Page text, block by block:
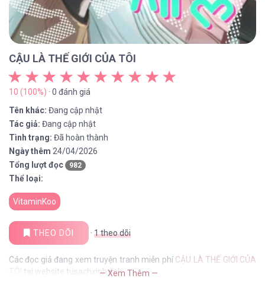
CẬU LÀ THẾ GIỚI CỦA TÔI
10 (100%) · 0 đánh giá
Tên khác: Đang cập nhật
Tác giả: Đang cập nhật
Tình trạng: Đã hoàn thành
Ngày thêm 24/04/2026
Tổng lượt đọc
982
Thể loại:
VitaminKoo
THEO DÕI · 1theo dõi
Các đọc giả đang xem truyện tranh miễn phí CẬU LÀ THẾ GIỚI CỦA
TÔI
tại website tusachxinhxinh— Xem Thêm —